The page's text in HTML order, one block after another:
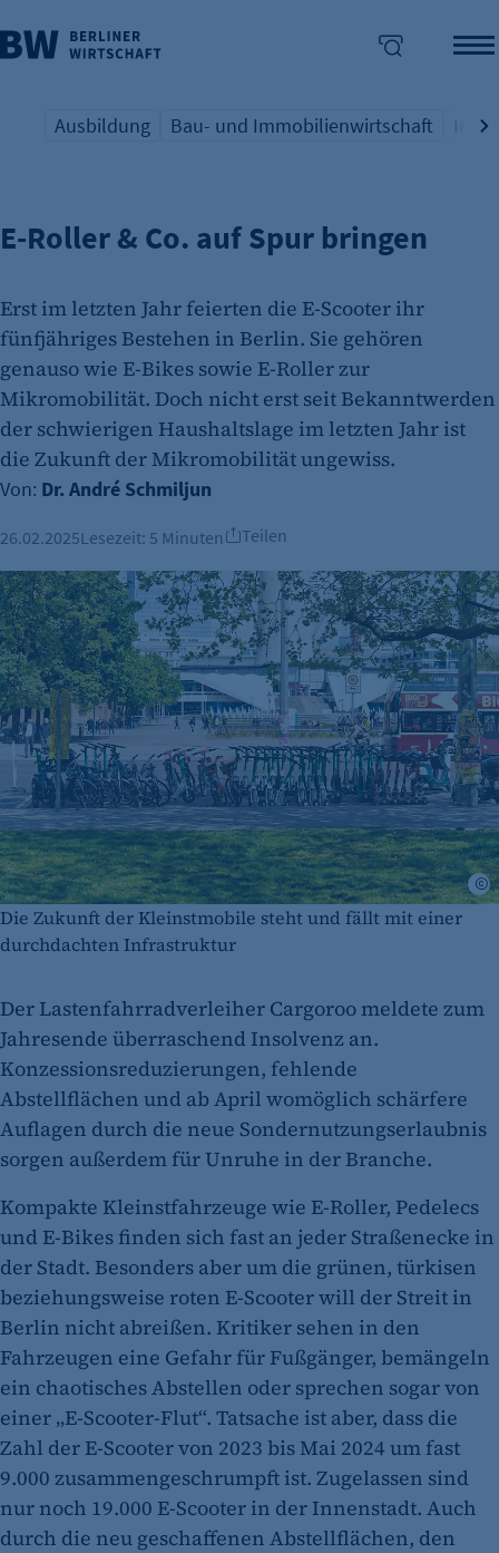
überspringen
Übersicht Schlagwort
Ausbildung
Übersicht Schlagwort
Bau- und Immobilienwirtschaft
KLEINSTMOBILITÄT
E-Roller & Co. auf Spur bringen
Erst im letzten Jahr feierten die E-Scooter ihr
fünfjähriges Bestehen in Berlin. Sie gehören
genauso wie E-Bikes sowie E-Roller zur
Mikromobilität. Doch nicht erst seit Bekanntwerden
der schwierigen Haushaltslage im letzten Jahr ist
die Zukunft der Mikromobilität ungewiss.
Von: Dr. André Schmiljun
26.02.2025Lesezeit: 5 Minuten Teilen
Die Zukunft der Kleinstmobile steht und fällt mit einer
durchdachten Infrastruktur
Der Lastenfahrradverleiher Cargoroo meldete zum
Jahresende überraschend Insolvenz an.
Konzessionsreduzierungen, fehlende
Abstellflächen und ab April womöglich schärfere
Auflagen durch die neue Sondernutzungserlaubnis
sorgen außerdem für Unruhe in der Branche.
Kompakte Kleinstfahrzeuge wie E-Roller, Pedelecs
und E-Bikes finden sich fast an jeder Straßenecke in
der Stadt. Besonders aber um die grünen, türkisen
beziehungsweise roten E-Scooter will der Streit in
Berlin nicht abreißen. Kritiker sehen in den
Fahrzeugen eine Gefahr für Fußgänger, bemängeln
ein chaotisches Abstellen oder sprechen sogar von
einer „E-Scooter-Flut“. Tatsache ist aber, dass die
Zahl der E-Scooter von 2023 bis Mai 2024 um fast
9.000 zusammengeschrumpft ist. Zugelassen sind
nur noch 19.000 E-Scooter in der Innenstadt. Auch
durch die neu geschaffenen Abstellflächen, den